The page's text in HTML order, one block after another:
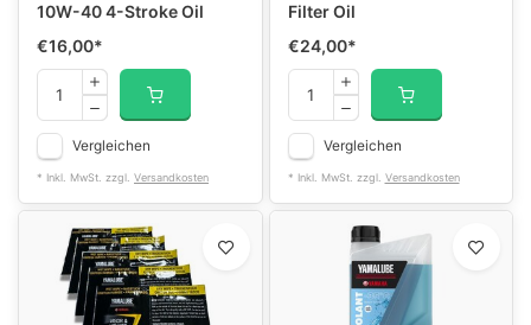
10W-40 4-Stroke Oil
€16,00*
Vergleichen
* Inkl. MwSt. zzgl. Versandkosten
Filter Oil
€24,00*
Vergleichen
* Inkl. MwSt. zzgl. Versandkosten